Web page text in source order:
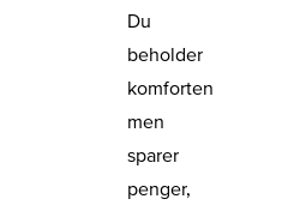
Du
beholder
komforten
men
sparer
penger,